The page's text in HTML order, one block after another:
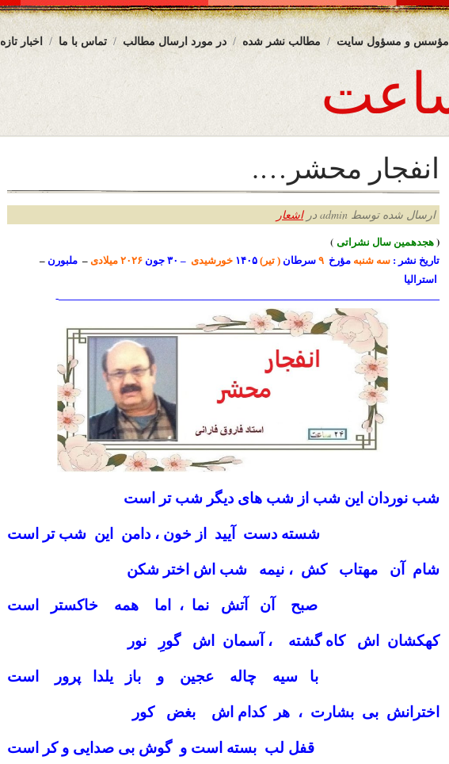
اخبار تازه تماس با ما در مورد ارسال مطالب مطالب نشر شده مؤسس و مسؤول سایت
انفجار محشر….
ارسال شده توسط admin در اشعار
(هجدهمین سال نشراتی )
تاریخ نشر : سه شنبه مؤرخ ۹ سرطان ( تیر) ۱۴۰۵ خورشیدی – ۳۰ جون – ملبورن –
استرالیا
—————————————————————————————————————-
شب نوردان این شب از شب های دیگر شب تر است
شسته دست آیید از خون ، دامن این شب تر است
شام آن مهتاب کش ، نیمه شب اش اختر شکن
صبح آن آتش نما ، اما همه خاکستر است
کهکشان اش کاه گشته ، آسمان اش گورِ نور
با سیه چاله عجین و باز یلدا پرور است
اخترانش بی بشارت ، هر کدام اش بغض کور
قفل لب بسته است و گوش بی صدایی و کر است